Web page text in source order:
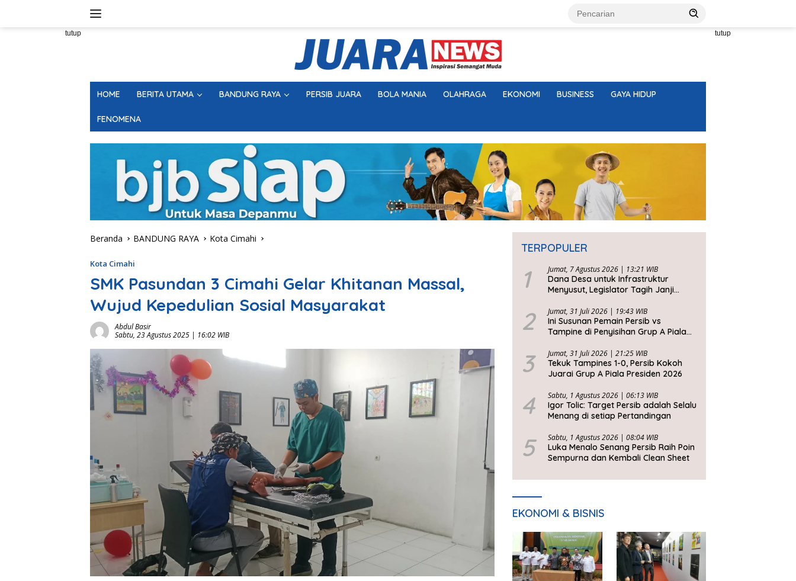
tutup tutup
HOME BERITA UTAMA BANDUNG RAYA PERSIB JUARA BOLA MANIA OLAHRAGA EKONOMI BUSINESS GAYA HIDUP
FENOMENA
Beranda BANDUNG RAYA Kota Cimahi
Kota Cimahi
SMK Pasundan 3 Cimahi Gelar Khitanan Massal,
Wujud Kepedulian Sosial Masyarakat
Abdul Basir
Sabtu, 23 Agustus 2025 | 16:02 WIB
TERPOPULER
1 Jumat, 7 Agustus 2026 | 13:21 WIB
Dana Desa untuk Infrastruktur
Menyusut, Legislator Tagih Janji
2 Jumat, 31 Juli 2026 | 19:43 WIB
Ini Susunan Pemain Persib vs
Tampine di Penyisihan Grup A Piala
3 Jumat, 31 Juli 2026 | 21:25 WIB
Tekuk Tampines 1-0, Persib Kokoh
Juarai Grup A Piala Presiden 2026
4 Sabtu, 1 Agustus 2026 | 06:13 WIB
Igor Tolic: Target Persib adalah Selalu
Menang di setiap Pertandingan
5 Sabtu, 1 Agustus 2026 | 08:04 WIB
Luka Menalo Senang Persib Raih Poin
Sempurna dan Kembali Clean Sheet
EKONOMI & BISNIS